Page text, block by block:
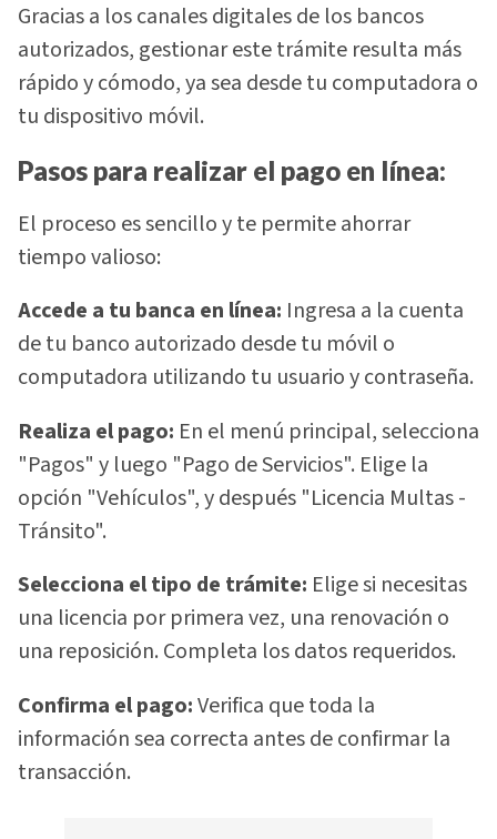
Gracias a los canales digitales de los bancos
autorizados, gestionar este trámite resulta más
rápido y cómodo, ya sea desde tu computadora o
tu dispositivo móvil.
Pasos para realizar el pago en línea:
El proceso es sencillo y te permite ahorrar
tiempo valioso:
Accede a tu banca en línea: Ingresa a la cuenta
de tu banco autorizado desde tu móvil o
computadora utilizando tu usuario y contraseña.
Realiza el pago: En el menú principal, selecciona
"Pagos" y luego "Pago de Servicios". Elige la
opción "Vehículos", y después "Licencia Multas -
Tránsito".
Selecciona el tipo de trámite: Elige si necesitas
una licencia por primera vez, una renovación o
una reposición. Completa los datos requeridos.
Confirma el pago:Verifica que toda la
información sea correcta antes de confirmar la
transacción.